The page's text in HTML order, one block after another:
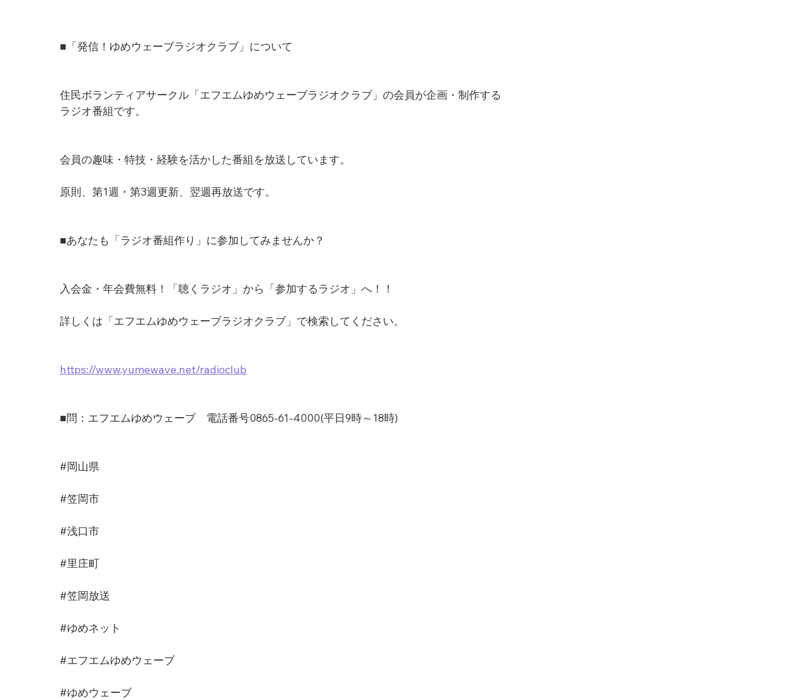
■「発信！ゆめウェーブラジオクラブ」について
住民ボランティアサークル「エフエムゆめウェーブラジオクラブ」の会員が企画・制作する
ラジオ番組です。
会員の趣味・特技・経験を活かした番組を放送しています。
原則、第1週・第3週更新、翌週再放送です。
■あなたも「ラジオ番組作り」に参加してみませんか？
入会金・年会費無料！「聴くラジオ」から「参加するラジオ」へ！！
詳しくは「エフエムゆめウェーブラジオクラブ」で検索してください。
https://www.yumewave.net/radioclub
■問：エフエムゆめウェーブ　電話番号0865-61-4000(平日9時～18時)
#岡山県
#笠岡市
#浅口市
#里庄町
#笠岡放送
#ゆめネット
#エフエムゆめウェーブ
#ゆめウェーブ